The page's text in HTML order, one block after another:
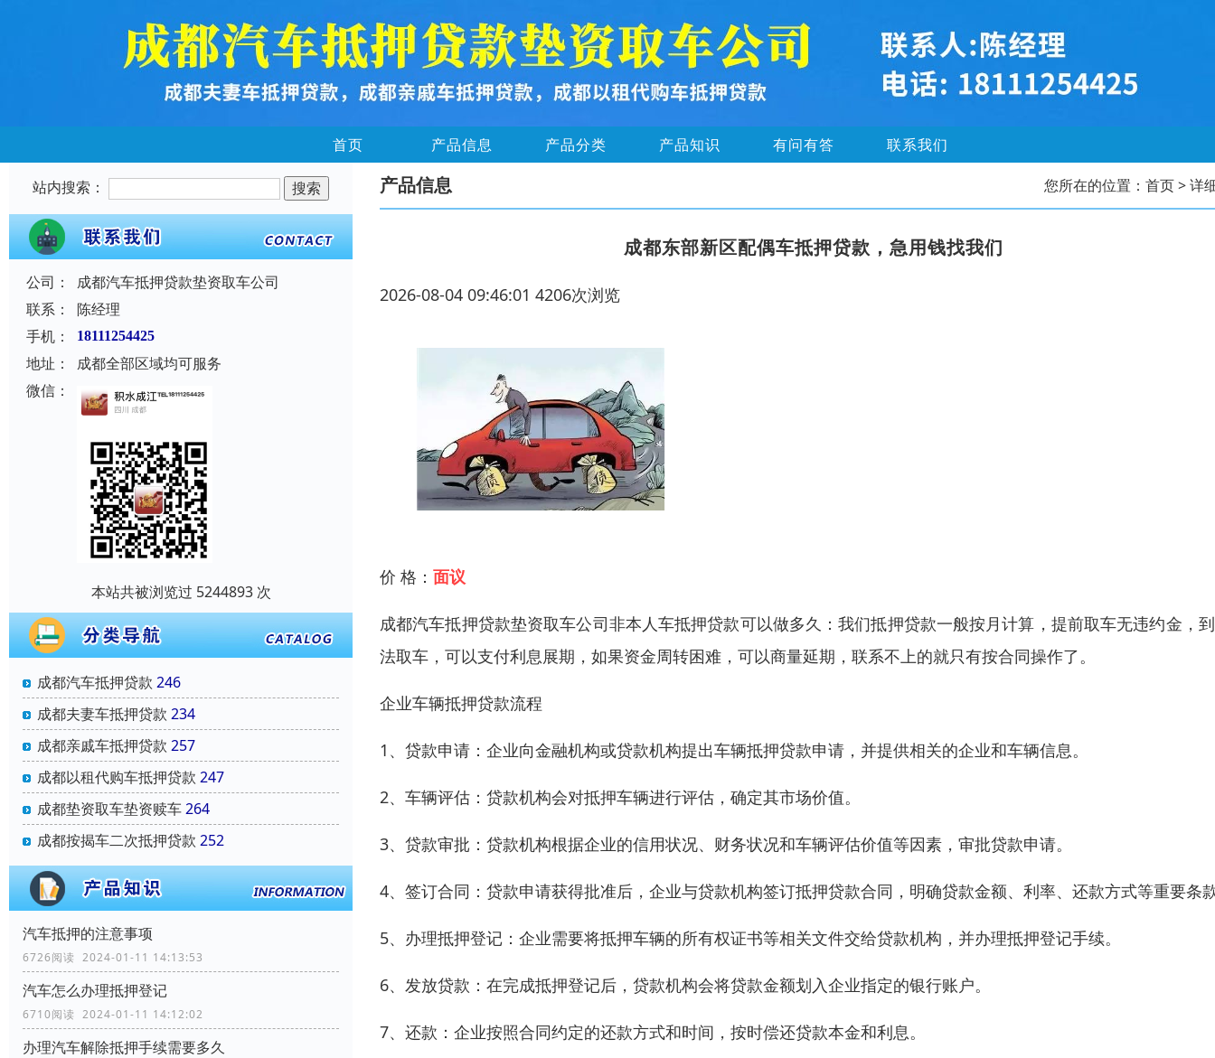
首页 产品信息 产品分类 产品知识 有问有答 联系我们
站内搜索：
公司：
成都汽车抵押贷款垫资取车公司
联系：
陈经理
手机：
18111254425
地址：
成都全部区域均可服务
微信：
本站共被浏览过 5244893 次
成都汽车抵押贷款 246
成都夫妻车抵押贷款 234
成都亲戚车抵押贷款 257
成都以租代购车抵押贷款 247
成都垫资取车垫资赎车264
成都按揭车二次抵押贷款 252
汽车抵押的注意事项
6726阅读 2024-01-11 14:13:53
汽车怎么办理抵押登记
6710阅读 2024-01-11 14:12:02
办理汽车解除抵押手续需要多久
产品信息 您所在的位置： 首页> 详
成都东部新区配偶车抵押贷款，急用钱找我们
2026-08-04 09:46:01 4206次浏览
价 格： 面议
成都汽车抵押贷款垫资取车公司非本人车抵押贷款可以做多久：我们抵押贷款一般按月计算，提前取车无违约金，
法取车，可以支付利息展期，如果资金周转困难，可以商量延期，联系不上的就只有按合同操作了。
企业车辆抵押贷款流程
1、贷款申请：企业向金融机构或贷款机构提出车辆抵押贷款申请，并提供相关的企业和车辆信息。
2、车辆评估：贷款机构会对抵押车辆进行评估，确定其市场价值。
3、贷款审批：贷款机构根据企业的信用状况、财务状况和车辆评估价值等因素，审批贷款申请。
4、签订合同：贷款申请获得批准后，企业与贷款机构签订抵押贷款合同，明确贷款金额、利率、还款方式等重要条
5、办理抵押登记：企业需要将抵押车辆的所有权证书等相关文件交给贷款机构，并办理抵押登记手续。
6、发放贷款：在完成抵押登记后，贷款机构会将贷款金额划入企业指定的银行账户。
7、还款：企业按照合同约定的还款方式和时间，按时偿还贷款本金和利息。